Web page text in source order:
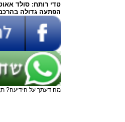
טדי רותח: סולד
הפתעה גדולה
מה דעתך על הידיעה?